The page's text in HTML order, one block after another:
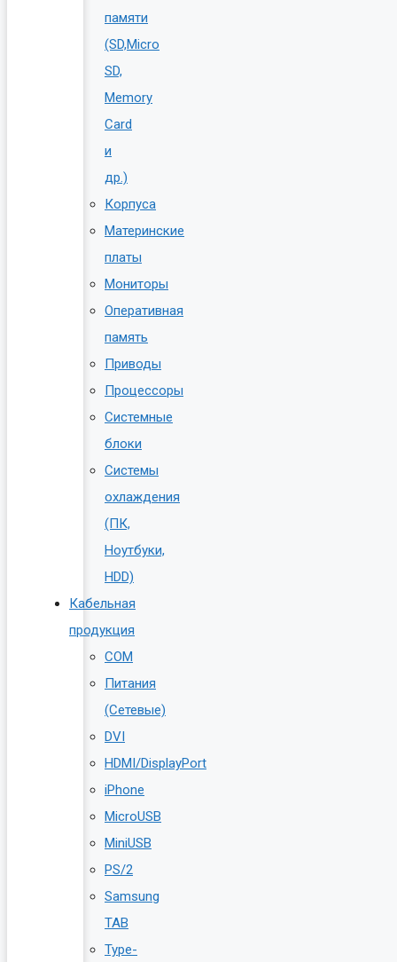
памяти
(SD,Micro
SD,
Memory
Card
и
др.)
Корпуса
Материнские
платы
Мониторы
Оперативная
память
Приводы
Процессоры
Системные
блоки
Системы
охлаждения
(ПК,
Ноутбуки,
HDD)
Кабельная
продукция
COM
Питания
(Сетевые)
DVI
HDMI/DisplayPort
iPhone
MicroUSB
MiniUSB
PS/2
Samsung
TAB
Type-